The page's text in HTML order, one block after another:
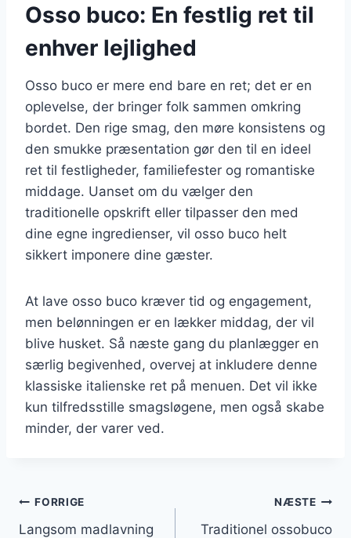
Osso buco: En festlig ret til
enhver lejlighed
Osso buco er mere end bare en ret; det er en
oplevelse, der bringer folk sammen omkring
bordet. Den rige smag, den møre konsistens og
den smukke præsentation gør den til en ideel
ret til festligheder, familiefester og romantiske
middage. Uanset om du vælger den
traditionelle opskrift eller tilpasser den med
dine egne ingredienser, vil osso buco helt
sikkert imponere dine gæster.
At lave osso buco kræver tid og engagement,
men belønningen er en lækker middag, der vil
blive husket. Så næste gang du planlægger en
særlig begivenhed, overvej at inkludere denne
klassiske italienske ret på menuen. Det vil ikke
kun tilfredsstille smagsløgene, men også skabe
minder, der varer ved.
Indlægsnavigation
FORRIGE
Langsom madlavning
NÆSTE
Traditionel ossobuco